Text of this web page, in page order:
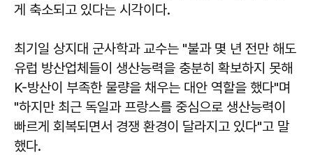
게 축소되고 있다는 시각이다.
최기일 상지대 군사학과 교수는 "불과 몇 년 전만 해도
유럽 방산업체들이 생산능력을 충분히 확보하지 못해
K-방산이 부족한 물량을 채우는 대안 역할을 했다"며
"하지만 최근 독일과 프랑스를 중심으로 생산능력이
빠르게 회복되면서 경쟁 환경이 달라지고 있다"고 말
했다.